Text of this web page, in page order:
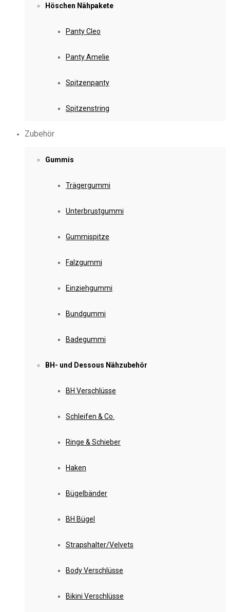
Höschen Nähpakete
Panty Cleo
Panty Amelie
Spitzenpanty
Spitzenstring
Zubehör
Gummis
Trägergummi
Unterbrustgummi
Gummispitze
Falzgummi
Einziehgummi
Bundgummi
Badegummi
BH- und Dessous Nähzubehör
BH Verschlüsse
Schleifen & Co.
Ringe & Schieber
Haken
Bügelbänder
BH Bügel
Strapshalter/Velvets
Body Verschlüsse
Bikini Verschlüsse